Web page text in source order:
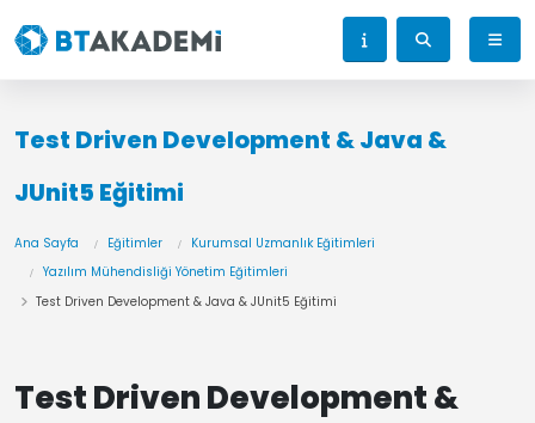
Test Driven Development & Java &
JUnit5 Eğitimi
Ana Sayfa Eğitimler
Kurumsal Uzmanlık Eğitimleri
Yazılım Mühendisliği Yönetim Eğitimleri
Test Driven Development & Java & JUnit5 Eğitimi
Test Driven Development &